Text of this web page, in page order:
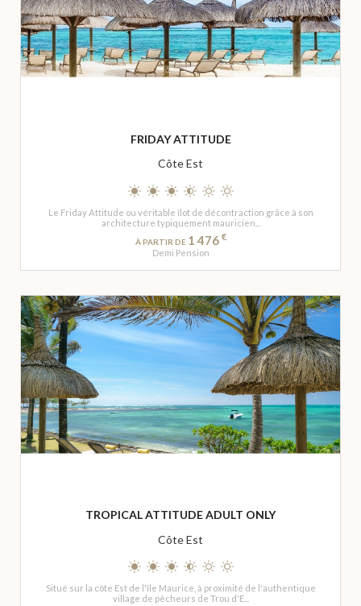
FRIDAY ATTITUDE
Côte Est
Le Friday Attitude ou véritable îlot de décontraction grâce à son
architecture typiquement mauricien...
À PARTIR DE 1 476 €
Demi Pension
TROPICAL ATTITUDE ADULT ONLY
Côte Est
Situé sur la côte Est de l'île Maurice, à proximité de l'authentique
village de pêcheurs de Trou d'E...